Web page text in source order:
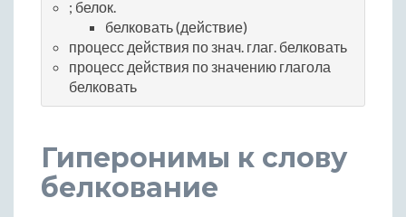
; белок.
белковать (действие)
процесс действия по знач. глаг. белковать
процесс действия по значению глагола
белковать
Гиперонимы к слову
белкование